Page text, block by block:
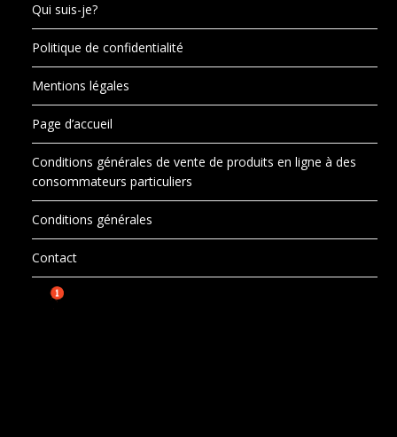
Qui suis-je?
Politique de confidentialité
Mentions légales
Page d’accueil
Conditions générales de vente de produits en ligne à des
consommateurs particuliers
Conditions générales
Contact